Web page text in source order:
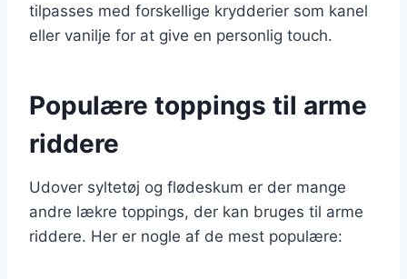
tilpasses med forskellige krydderier som kanel
eller vanilje for at give en personlig touch.
Populære toppings til arme
riddere
Udover syltetøj og flødeskum er der mange
andre lækre toppings, der kan bruges til arme
riddere. Her er nogle af de mest populære: